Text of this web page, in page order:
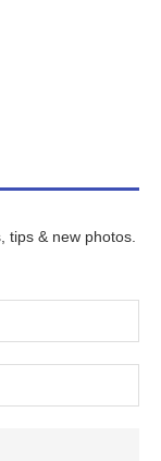
tips & new photos.